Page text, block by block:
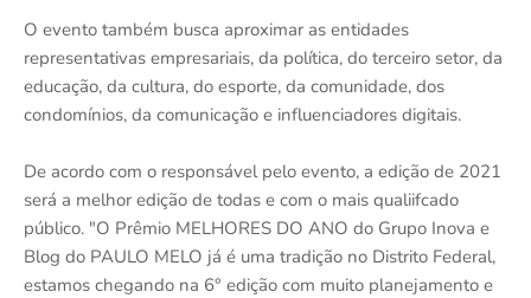
O evento também busca aproximar as entidades
representativas empresariais, da política, do terceiro setor, da
educação, da cultura, do esporte, da comunidade, dos
condomínios, da comunicação e influenciadores digitais.
De acordo com o responsável pelo evento, a edição de 2021
será a melhor edição de todas e com o mais qualiifcado
público. "O Prêmio MELHORES DO ANO do Grupo Inova e
Blog do PAULO MELO já é uma tradição no Distrito Federal,
estamos chegando na 6° edição com muito planejamento e